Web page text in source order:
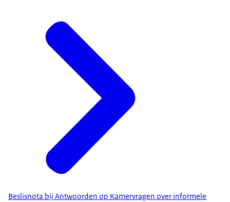
Beslisnota bij Antwoorden op Kamervragen over informele